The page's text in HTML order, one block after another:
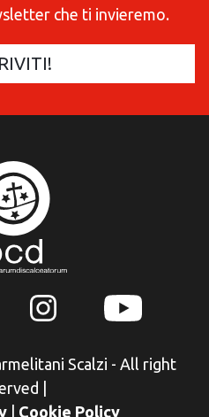
che ti invieremo.
Scalzi - All right
Cookie Policy